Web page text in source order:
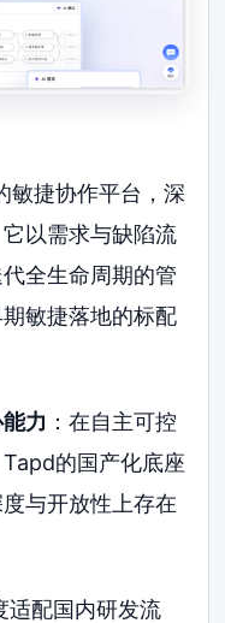
敏捷协作平台，深
以需求与缺陷流
全生命周期的管
敏捷落地的标配
力 ：在自主可控
的国产化底座
与开放性上存在
适配国内研发流